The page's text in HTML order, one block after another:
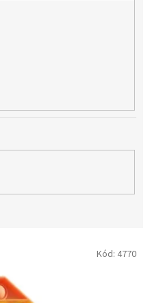
Kód: 4770